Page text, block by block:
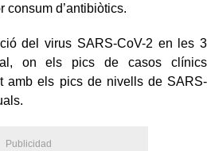
consum d’antibiòtics.
del virus SARS-CoV-2 en les 3
on els pics de casos clínics
amb els pics de nivells de SARS-